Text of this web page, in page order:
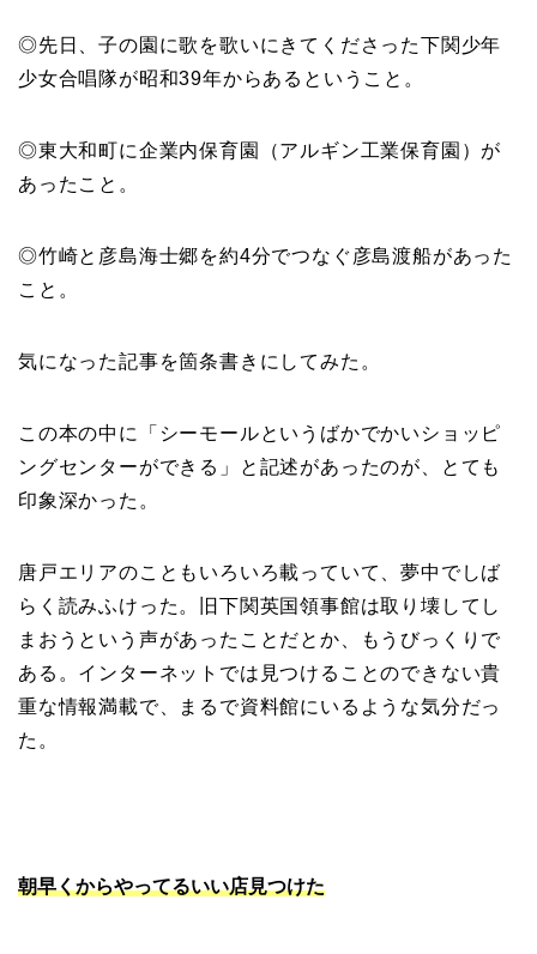
◎先日、子の園に歌を歌いにきてくださった下関少年
少女合唱隊が昭和39年からあるということ。
◎東大和町に企業内保育園（アルギン工業保育園）が
あったこと。
◎竹崎と彦島海士郷を約4分でつなぐ彦島渡船があった
こと。
気になった記事を箇条書きにしてみた。
この本の中に「シーモールというばかでかいショッピ
ングセンターができる」と記述があったのが、とても
印象深かった。
唐戸エリアのこともいろいろ載っていて、夢中でしば
らく読みふけった。旧下関英国領事館は取り壊してし
まおうという声があったことだとか、もうびっくりで
ある。インターネットでは見つけることのできない貴
重な情報満載で、まるで資料館にいるような気分だっ
た。
朝早くからやってるいい店見つけた